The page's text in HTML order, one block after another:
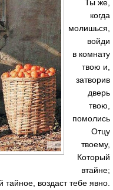
Ты же,
когда
молишься,
войди
в комнату
твою и,
затворив
дверь
твою,
помолись
Отцу
твоему,
Который
втайне;
воздаст тебе явно.